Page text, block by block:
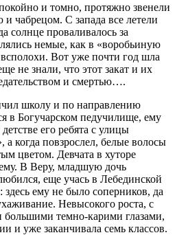
и томно, протяжно звенели
чабрецом. С запада все летели
солнце проваливалось за
немые, как в «воробьиную
Вот уже почти год шла
не знали, что этот закат и их
и смертью….
школу и по направлению
в Богучарском педучилище, ему
его ребята с улицы
когда повзрослел, белые волосы
цветом. Девчата в хуторе
В Веру, младшую дочь
еще учась в Лебединской
здесь ему не было соперников, да
Невысокого роста, с
большими темно-карими глазами,
и уже заканчивала семь классов.